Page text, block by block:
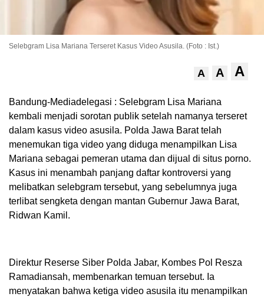
Selebgram Lisa Mariana Terseret Kasus Video Asusila. (Foto : Ist.)
A A A
Bandung-Mediadelegasi : Selebgram Lisa Mariana
kembali menjadi sorotan publik setelah namanya terseret
dalam kasus video asusila. Polda Jawa Barat telah
menemukan tiga video yang diduga menampilkan Lisa
Mariana sebagai pemeran utama dan dijual di situs porno.
Kasus ini menambah panjang daftar kontroversi yang
melibatkan selebgram tersebut, yang sebelumnya juga
terlibat sengketa dengan mantan Gubernur Jawa Barat,
Ridwan Kamil.
Direktur Reserse Siber Polda Jabar, Kombes Pol Resza
Ramadiansah, membenarkan temuan tersebut. Ia
menyatakan bahwa ketiga video asusila itu menampilkan